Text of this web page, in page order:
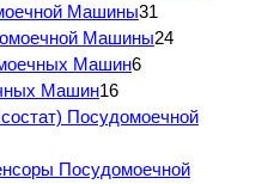
Машины31
Машины24
Машин6
Машин16
Посудомоечной
Посудомоечной